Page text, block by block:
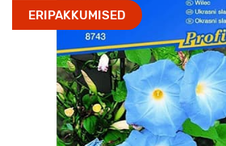
ERIPAKKUMISED